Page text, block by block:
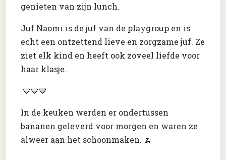
genieten van zijn lunch.
Juf Naomi is de juf van de playgroup en is
echt een ontzettend lieve en zorgzame juf. Ze
ziet elk kind en heeft ook zoveel liefde voor
haar klasje.
🤎🤎🤎
In de keuken werden er ondertussen
bananen geleverd voor morgen en waren ze
alweer aan het schoonmaken. 🍌